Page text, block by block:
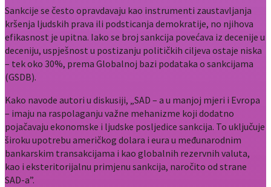
Sankcije se često opravdavaju kao instrumenti zaustavljanja
kršenja ljudskih prava ili podsticanja demokratije, no njihova
efikasnost je upitna. Iako se broj sankcija povećava iz decenije u
deceniju, uspješnost u postizanju političkih ciljeva ostaje niska
– tek oko 30%, prema Globalnoj bazi podataka o sankcijama
(GSDB).
Kako navode autori u diskusiji, „SAD – a u manjoj mjeri i Evropa
– imaju na raspolaganju važne mehanizme koji dodatno
pojačavaju ekonomske i ljudske posljedice sankcija. To uključuje
široku upotrebu američkog dolara i eura u međunarodnim
bankarskim transakcijama i kao globalnih rezervnih valuta,
kao i eksteritorijalnu primjenu sankcija, naročito od strane
SAD-a”.